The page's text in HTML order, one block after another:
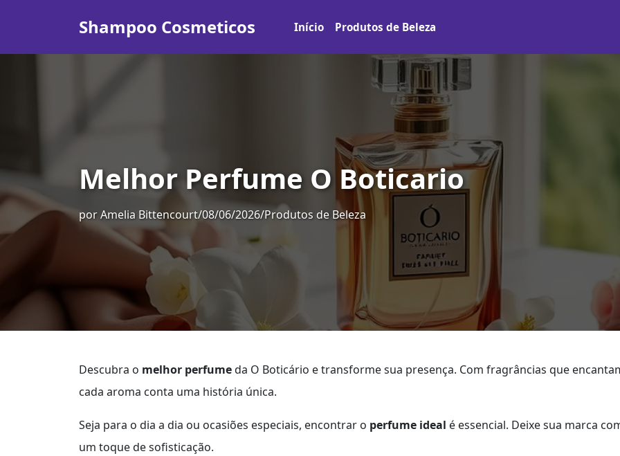
Shampoo Cosmeticos Início Produtos de Beleza
Melhor Perfume O Boticario
porAmelia Bittencourt/08/06/2026/Produtos de Beleza
Descubra o melhor perfumeda O Boticário e transforme sua presença. Com fragrâncias que
cada aroma conta uma história única.
Seja para o dia a dia ou ocasiões especiais, encontrar o perfume ideal é essencial. Deixe sua marca
um toque de sofisticação.